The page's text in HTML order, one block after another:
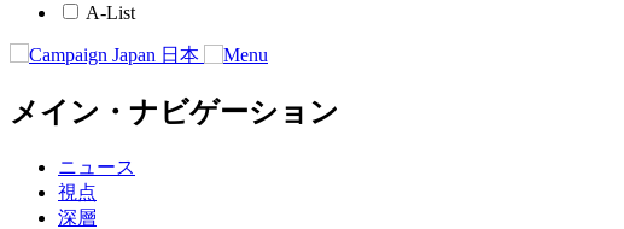
A-List
メイン・ナビゲーション
ニュース
視点
深層